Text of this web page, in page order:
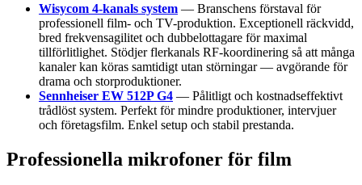
Wisycom 4-kanals system — Branschens förstaval för
professionell film- och TV-produktion. Exceptionell räckvidd,
bred frekvensagilitet och dubbelottagare för maximal
tillförlitlighet. Stödjer flerkanals RF-koordinering så att många
kanaler kan köras samtidigt utan störningar — avgörande för
drama och storproduktioner.
Sennheiser EW 512P G4 — Pålitligt och kostnadseffektivt
trådlöst system. Perfekt för mindre produktioner, intervjuer
och företagsfilm. Enkel setup och stabil prestanda.
Professionella mikrofoner för film